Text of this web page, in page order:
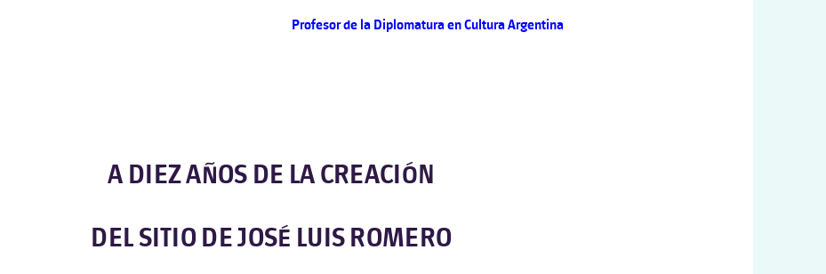
Profesor de la Diplomatura en Cultura Argentina
A DIEZ AÑOS DE LA CREACIÓN
DEL SITIO DE JOSÉ LUIS ROMERO